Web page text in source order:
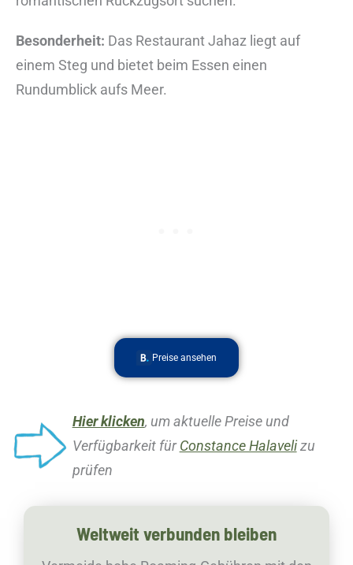
Besonderheit: Das Restaurant Jahaz liegt auf
einem Steg und bietet beim Essen einen
Rundumblick aufs Meer.
Preise ansehen
Hier klicken, um aktuelle Preise und
Verfügbarkeit fürConstance Halavelizu
prüfen
Weltweit verbunden bleiben